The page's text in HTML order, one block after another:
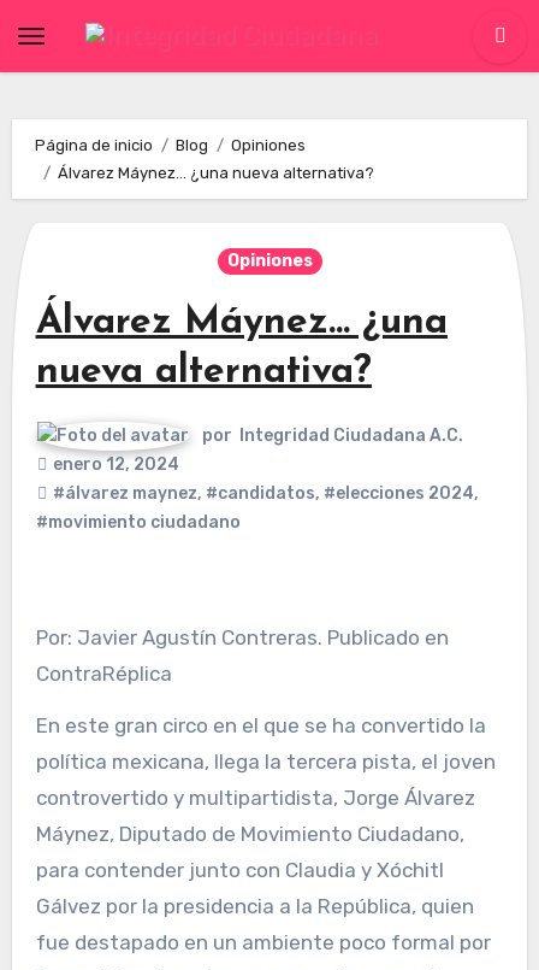
Página de inicio Blog
Opiniones
Álvarez Máynez… ¿una nueva alternativa?
Opiniones
Álvarez Máynez… ¿una
nueva alternativa?
por
Integridad Ciudadana A.C.
enero 12, 2024
#álvarez maynez, #candidatos, #elecciones 2024,
#movimiento ciudadano
Por: Javier Agustín Contreras. Publicado en
ContraRéplica
En este gran circo en el que se ha convertido la
política mexicana, llega la tercera pista, el joven
controvertido y multipartidista, Jorge Álvarez
Máynez, Diputado de Movimiento Ciudadano,
para contender junto con Claudia y Xóchitl
Gálvez por la presidencia a la República, quien
fue destapado en un ambiente poco formal por